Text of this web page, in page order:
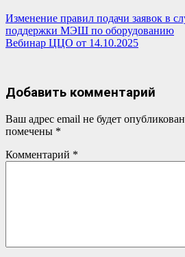
Навигация
по
Изменение правил подачи заявок в
поддержки МЭШ по оборудованию
Вебинар ЦЦО от 14.10.2025
Добавить комментарий
Ваш адрес email не будет
помечены *
Комментарий *